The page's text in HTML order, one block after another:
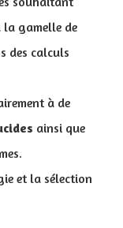
la gamelle de
des calculs
à de
ainsi que
et la sélection